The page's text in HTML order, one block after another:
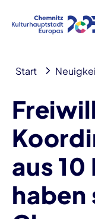
Start
aus
haben